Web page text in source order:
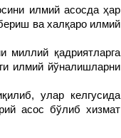
илмий асосда ҳар
ва халқаро илмий
миллий қадриятларга
илмий йўналишларни
улар келгусида
асос бўлиб хизмат